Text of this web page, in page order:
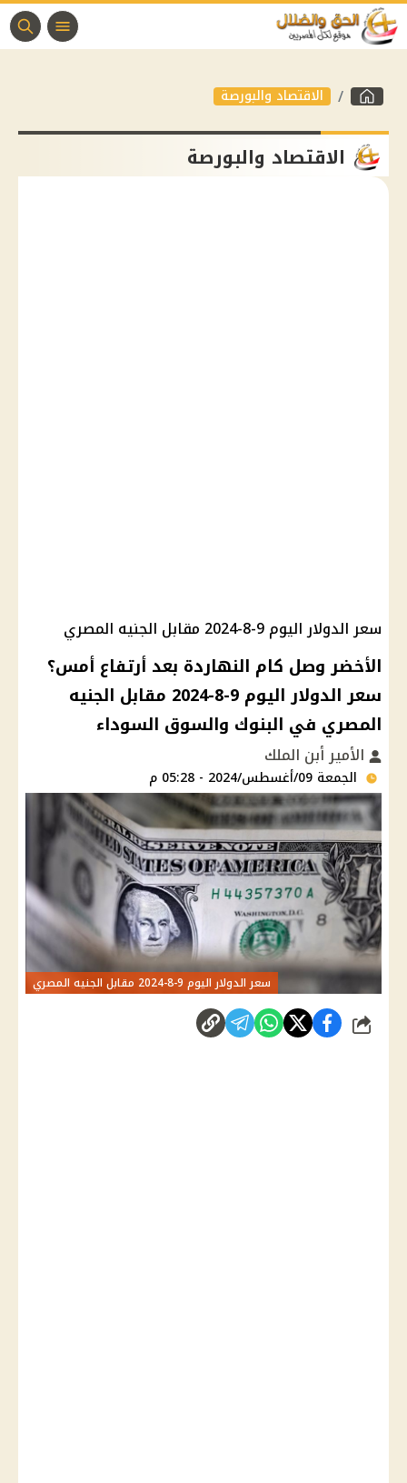
الاقتصاد والبورصة
الاقتصاد والبورصة
سعر الدولار اليوم 9-8-2024 مقابل الجنيه المصري
الأخضر وصل كام النهاردة بعد أرتفاع أمس؟
سعر الدولار اليوم 9-8-2024 مقابل الجنيه
المصري في البنوك والسوق السوداء
الأمير أبن الملك
الجمعة 09/أغسطس/2024 - 05:28 م
سعر الدولار اليوم 9-8-2024 مقابل الجنيه المصري
شارك